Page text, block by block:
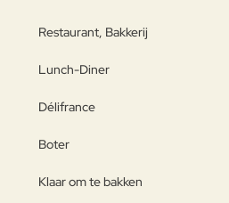
Restaurant, Bakkerij
Lunch-Diner
Délifrance
Boter
Klaar om te bakken